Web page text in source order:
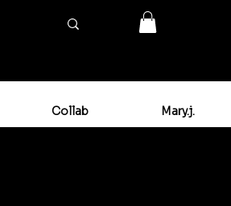
Collab Mary.j.